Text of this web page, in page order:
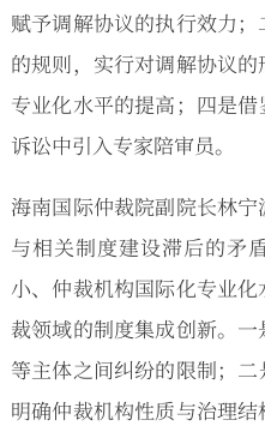
赋予调解协议的执行效力；
的规则，实行对调解协议
专业化水平的提高；四是
诉讼中引入专家陪审员。
海南国际仲裁院副院长林
与相关制度建设滞后的矛
小、仲裁机构国际化专业
裁领域的制度集成创新。
等主体之间纠纷的限制；二
明确仲裁机构性质与治理